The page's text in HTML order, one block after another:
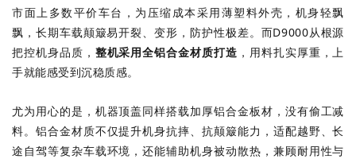
市面上多数平价车台，为压缩成本采用薄塑料外壳，机身轻飘
飘，长期车载颠簸易开裂、变形，防护性极差。而D9000从根源
把控机身品质， 整机采用全铝合金材质打造 ，用料扎实厚重，上
手就能感受到沉稳质感。
尤为用心的是，机器顶盖同样搭载加厚铝合金板材，没有偷工减
料。铝合金材质不仅提升机身抗摔、抗颠簸能力，适配越野、长
途自驾等复杂车载环境，还能辅助机身被动散热，兼顾耐用性与